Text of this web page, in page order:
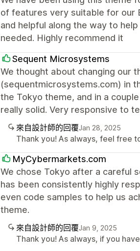
of features very suitable for our
and helpful along the way to
needed. Highly recommend it
Sequent Microsystems
We thought about changing our
(sequentmicrosystems.com) in
the Tokyo theme, and in a
really solid. Very responsive to
來自設計師的回覆Jan 28, 2025
Thank you! As always, feel free
MyCybermarkets.com
We chose Tokyo after a careful
has been consistently highly
even code samples to help us
theme.
來自設計師的回覆Jan 9, 2025
Thank you! As always, if you